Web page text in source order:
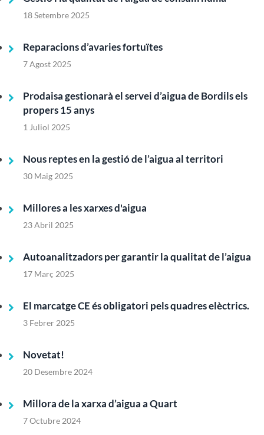
18 Setembre 2025
Reparacions d’avaries fortuïtes
7 Agost 2025
Prodaisa gestionarà el servei d’aigua de Bordils els
propers 15 anys
1 Juliol 2025
Nous reptes en la gestió de l’aigua al territori
30 Maig 2025
Millores a les xarxes d'aigua
23 Abril 2025
Autoanalitzadors per garantir la qualitat de l’aigua
17 Març 2025
El marcatge CE és obligatori pels quadres elèctrics.
3 Febrer 2025
Novetat!
20 Desembre 2024
Millora de la xarxa d’aigua a Quart
7 Octubre 2024